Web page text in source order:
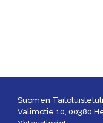
Suomen
Valimotie 10, 00380